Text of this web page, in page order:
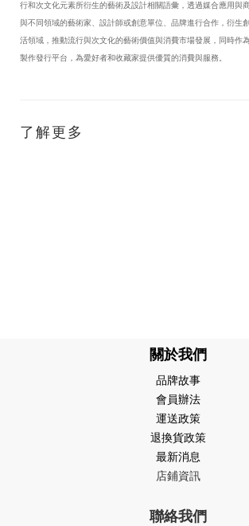
行和次文化元素所衍生的藝術及設計相關語彙，透過媒合應用與
與不同領域的藝術家、設計師或創意單位、品牌進行合作，衍生
活領域，推動流行與次文化的藝術價值與消費市場發展，同時作
製作發行平台，為愛好者和收藏家提供優質的消費與服務。
了解更多
關於我們
品牌故事
會員辦法
運送政策
退換貨政策
最新消息
店鋪資訊
聯絡我們